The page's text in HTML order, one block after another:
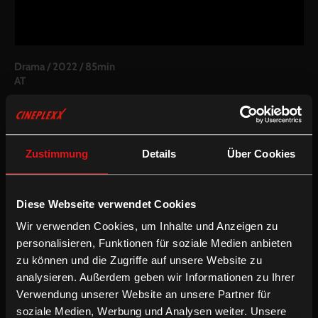
Zustimmung Details Über Cookies
Diese Webseite verwendet Cookies
Wir verwenden Cookies, um Inhalte und Anzeigen zu
personalisieren, Funktionen für soziale Medien anbieten
zu können und die Zugriffe auf unsere Website zu
analysieren. Außerdem geben wir Informationen zu Ihrer
Verwendung unserer Website an unsere Partner für
soziale Medien, Werbung und Analysen weiter. Unsere
Drama / 2022 / 85min
AT
Regie:Amina Handke
Drehbuch:
Kamera:Marianne Andrea Borowiec
Schnitt:Amina Handke
Deutsche OV mit enUT
Drama
MEIN SATZ überträgt den Theatertext von „Kaspar“ (Peter